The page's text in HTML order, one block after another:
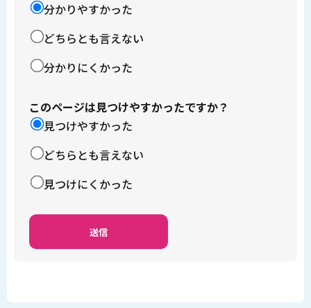
分かりやすかった
どちらとも言えない
分かりにくかった
このページは見つけやすかったですか？
見つけやすかった
どちらとも言えない
見つけにくかった